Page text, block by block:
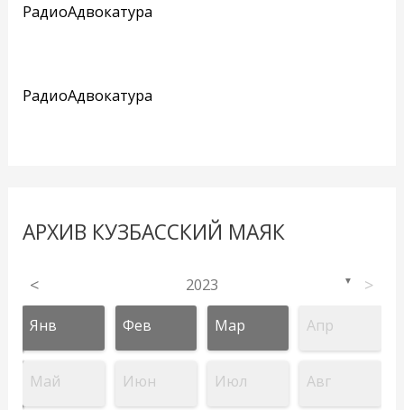
РадиоАдвокатура
РадиоАдвокатура
АРХИВ КУЗБАССКИЙ МАЯК
< 2023 ▼ >
Янв Фев Мар Апр
Май Июн Июл Авг